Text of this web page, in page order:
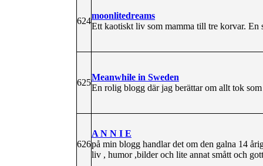
624
moonlitedreams
Ett kaotiskt liv som mamma till tre korvar. En
625
Meanwhile in Sweden
En rolig blogg där jag berättar om allt tok
626
A N N I E
på min blogg handlar det om den galna 14
liv , humor ,bilder och lite annat smått och